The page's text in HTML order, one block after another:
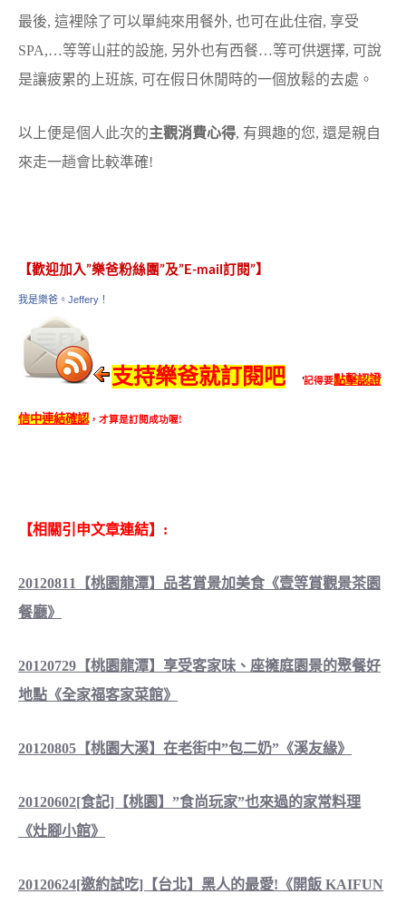
最後, 這裡除了可以單純來用餐外, 也可在此住宿, 享受
SPA,…等等山莊的設施, 另外也有西餐…等可供選擇, 可說
是讓疲累的上班族, 可在假日休閒時的一個放鬆的去處。
以上便是個人此次的主觀消費心得, 有興趣的您, 還是親自
來走一趟會比較準確!
【歡迎加入”樂爸粉絲團”及”E-mail訂閱”】
我是樂爸。Jeffery！
支持樂爸就訂閱吧 記得要點擊認證
信中連結確認，才算是訂閱成功喔!
【相關引申文章連結】:
20120811【桃園龍潭】品茗賞景加美食《壹等賞觀景茶園
餐廳》
20120729【桃園龍潭】享受客家味、座擁庭園景的聚餐好
地點《全家福客家菜館》
20120805【桃園大溪】在老街中”包二奶”《溪友緣》
20120602[食記]【桃園】”食尚玩家”也來過的家常料理
《灶腳小館》
20120624[邀約試吃]【台北】黑人的最愛!《開飯 KAIFUN